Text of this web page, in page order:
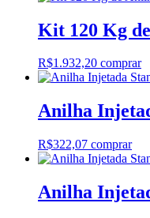
Kit 120 Kg
R$1.932,20 comprar
Anilha
R$322,07 comprar
Anilha